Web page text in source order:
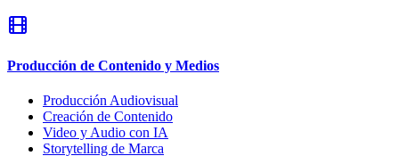
Producción de Contenido y Medios
Producción Audiovisual
Creación de Contenido
Video y Audio con IA
Storytelling de Marca